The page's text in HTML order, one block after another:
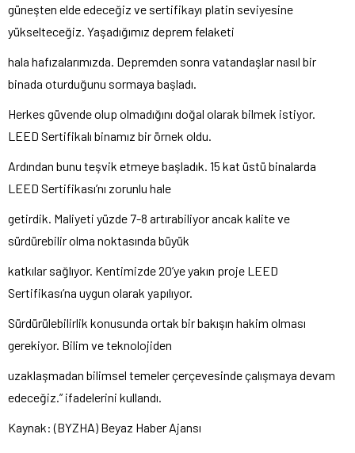
güneşten elde edeceğiz ve sertifikayı platin seviyesine
yükselteceğiz. Yaşadığımız deprem felaketi
hala hafızalarımızda. Depremden sonra vatandaşlar nasıl bir
binada oturduğunu sormaya başladı.
Herkes güvende olup olmadığını doğal olarak bilmek istiyor.
LEED Sertifikalı binamız bir örnek oldu.
Ardından bunu teşvik etmeye başladık. 15 kat üstü binalarda
LEED Sertifikası’nı zorunlu hale
getirdik. Maliyeti yüzde 7-8 artırabiliyor ancak kalite ve
sürdürebilir olma noktasında büyük
katkılar sağlıyor. Kentimizde 20’ye yakın proje LEED
Sertifikası’na uygun olarak yapılıyor.
Sürdürülebilirlik konusunda ortak bir bakışın hakim olması
gerekiyor. Bilim ve teknolojiden
uzaklaşmadan bilimsel temeler çerçevesinde çalışmaya devam
edeceğiz.” ifadelerini kullandı.
Kaynak: (BYZHA) Beyaz Haber Ajansı